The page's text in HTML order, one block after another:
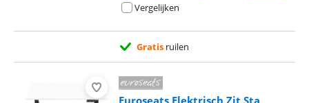
Vergelijken
Gratis ruilen
Euroseats Elektrisch Zit Sta